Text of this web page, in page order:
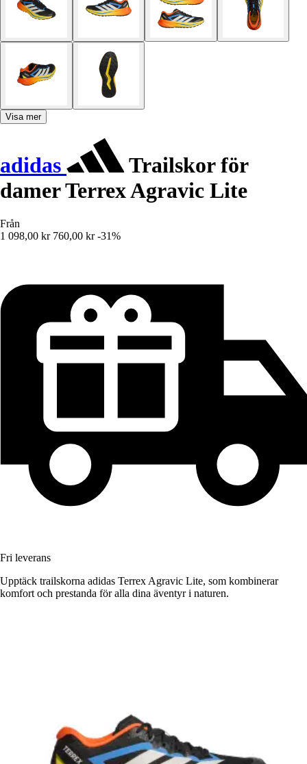
Visa mer
adidas
Trailskor för
damer Terrex Agravic Lite
Från
1 098,00 kr 760,00 kr -31%
Fri leverans
Upptäck trailskorna adidas Terrex Agravic Lite, som kombinerar
komfort och prestanda för alla dina äventyr i naturen.